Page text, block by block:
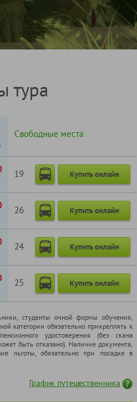
тура
Свободные места
19 Купить онлайн
26 Купить онлайн
24 Купить онлайн
25 Купить онлайн
cтуденты очной формы обучения,
категории обязательно прикреплять к
удостоверения (без скана
быть отказано). Наличие документа,
льготы, обязательно при посадке в
График путешественника